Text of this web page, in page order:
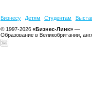
Бизнесу Детям Студентам
© 1997-2026 «Бизнес-Линк» —
Образование в Великобритании,